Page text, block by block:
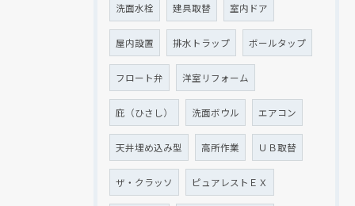
洗面水栓 建具取替 室内ドア
屋内設置 排水トラップ ボールタップ
フロート弁 洋室リフォーム
庇（ひさし） 洗面ボウル エアコン
天井埋め込み型 高所作業 ＵＢ取替
ザ・クラッソ ピュアレストＥＸ